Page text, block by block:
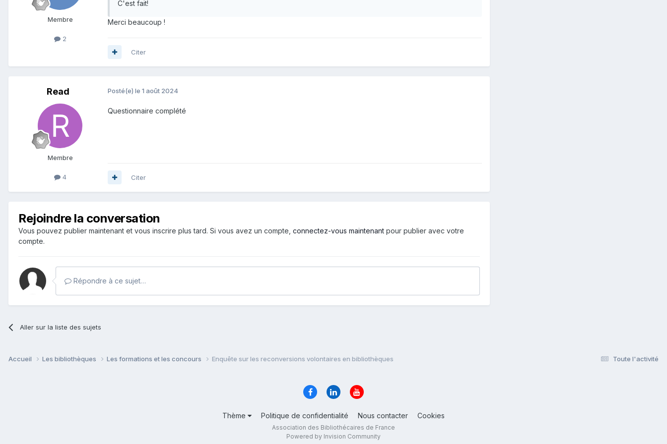
Membre
2
C'est fait!
Merci beaucoup !
Citer
Read
Membre
4
Posté(e) le 1 août 2024
Questionnaire complété
Citer
Rejoindre la conversation
Vous pouvez publier maintenant et vous inscrire plus tard. Si vous avez un compte, connectez-vous maintenant pour publier avec votre
compte.
Répondre à ce sujet…
Aller sur la liste des sujets
Toute l'activité
Accueil Les bibliothèques Les formations et les concours Enquête sur les reconversions volontaires en bibliothèques
Thème Politique de confidentialité Nous contacter Cookies
Association des Bibliothécaires de France
Powered by Invision Community